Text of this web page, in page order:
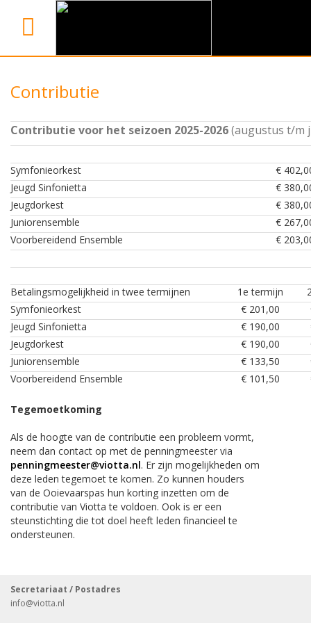
Contributie
Contributie voor het seizoen 2025-2026(augustus t/m
Symfonieorkest
€
Jeugd Sinfonietta
€
Jeugdorkest
€
Juniorensemble
€
Voorbereidend Ensemble
€
Betalingsmogelijkheid in twee termijnen 1e termijn
Symfonieorkest
€ 201,00
Jeugd Sinfonietta
€ 190,00
Jeugdorkest
€ 190,00
Juniorensemble
€ 133,50
Voorbereidend Ensemble
€ 101,50
Tegemoetkoming
Als de hoogte van de contributie een probleem vormt,
neem dan contact op met de penningmeester via
penningmeester@viotta.nl. Er zijn mogelijkheden om
deze leden tegemoet te komen. Zo kunnen houders
van de Ooievaarspas hun korting inzetten om de
contributie van Viotta te voldoen. Ook is er een
steunstichting die tot doel heeft leden financieel te
ondersteunen.
Secretariaat / Postadres
info@viotta.nl